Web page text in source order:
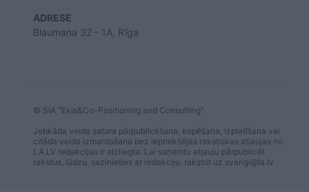
ADRESE
Blaumaņa 32 - 1A, Rīga
© SIA "Ekis&Co-Positioning and Consulting"
Jebkāda veida satura pārpublicēšana, kopēšana, izplatīšana vai
citāda veida izmantošana bez iepriekšējas rakstiskas atļaujas no
LA.LV redakcijas ir aizliegta. Lai saņemtu atļauju pārpublicēt
rakstus, lūdzu, sazinieties ar redakciju, rakstot uz svarigi@la.lv